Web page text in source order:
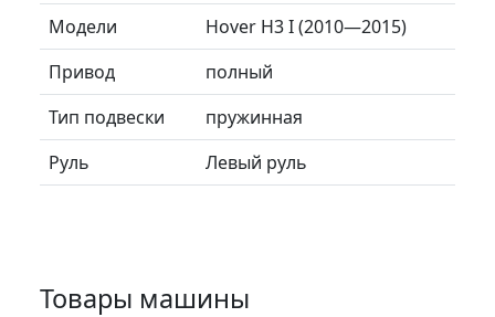
Модели
Hover H3 I (2010—2015)
Привод
полный
Тип подвески
пружинная
Руль
Левый руль
Товары машины